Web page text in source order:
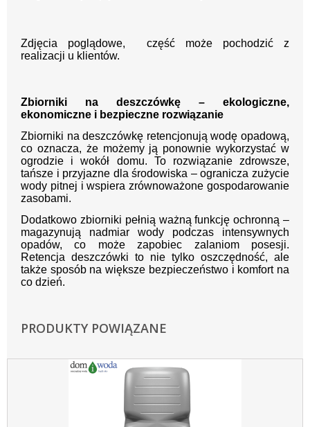
Zdjęcia poglądowe, część może pochodzić z
realizacji u klientów.
Zbiorniki na deszczówkę – ekologiczne,
ekonomiczne i bezpieczne rozwiązanie
Zbiorniki na deszczówkę retencjonują wodę opadową,
co oznacza, że możemy ją ponownie wykorzystać w
ogrodzie i wokół domu. To rozwiązanie zdrowsze,
tańsze i przyjazne dla środowiska – ogranicza zużycie
wody pitnej i wspiera zrównoważone gospodarowanie
zasobami.
Dodatkowo zbiorniki pełnią ważną funkcję ochronną –
magazynują nadmiar wody podczas intensywnych
opadów, co może zapobiec zalaniom posesji.
Retencja deszczówki to nie tylko oszczędność, ale
także sposób na większe bezpieczeństwo i komfort na
co dzień.
PRODUKTY POWIĄZANE